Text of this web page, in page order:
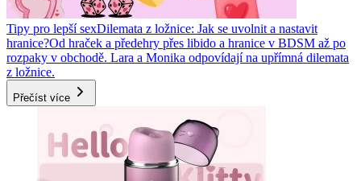
Tipy pro lepší sexDilemata z ložnice: Jak se uvolnit a nastavit
hranice?Od hraček a předehry přes libido a hranice v BDSM až po
rozpaky v obchodě. Lara a Monika odpovídají na upřímná dilemata
z ložnice.
Přečíst více